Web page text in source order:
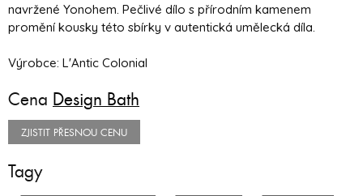
navržené Yonohem. Pečlivé dílo s přírodním kamenem
promění kousky této sbírky v autentická umělecká díla.
Výrobce: L'Antic Colonial
Cena Design Bath
ZJISTIT PŘESNOU CENU
Tagy